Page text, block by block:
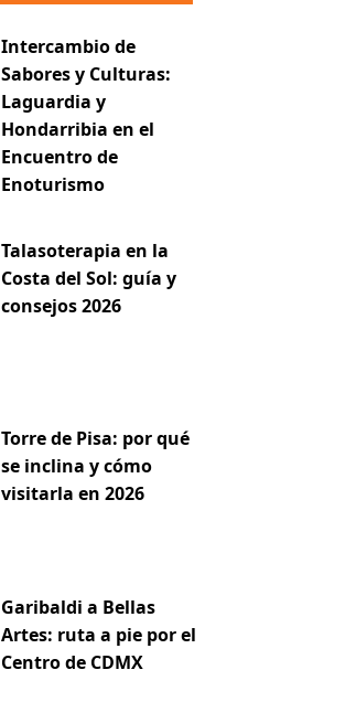
Intercambio de
Sabores y Culturas:
Laguardia y
Hondarribia en el
Encuentro de
Enoturismo
Talasoterapia en la
Costa del Sol: guía y
consejos 2026
Torre de Pisa: por qué
se inclina y cómo
visitarla en 2026
Garibaldi a Bellas
Artes: ruta a pie por el
Centro de CDMX